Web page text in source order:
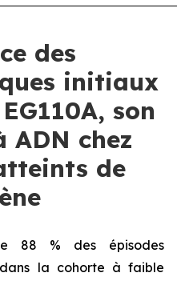
des
initiaux
son
ADN chez
de
88 % des épisodes
la cohorte à faible